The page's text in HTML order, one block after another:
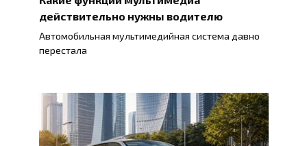
действительно нужны водителю
Автомобильная мультимедийная система давно
перестала